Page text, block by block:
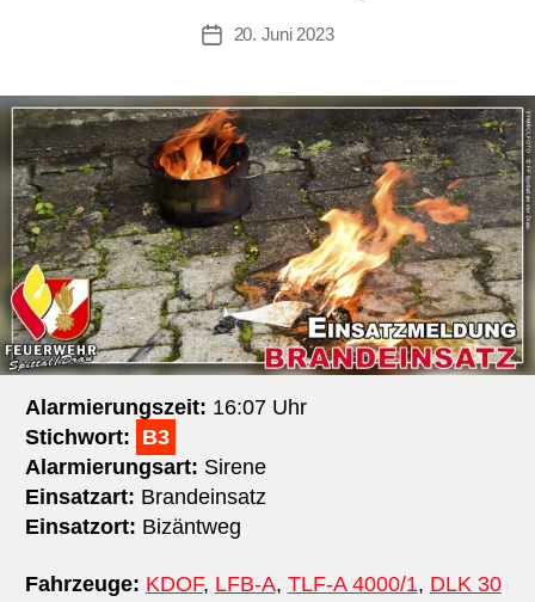
Beitragsdatum
20. Juni 2023
Alarmierungszeit: 16:07 Uhr
Stichwort: B3
Alarmierungsart: Sirene
Einsatzart: Brandeinsatz
Einsatzort: Bizäntweg
Fahrzeuge: KDOF, LFB-A, TLF-A 4000/1, DLK 30